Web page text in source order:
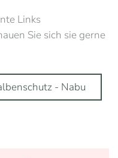
Links
Sie sich sie gerne
- Nabu